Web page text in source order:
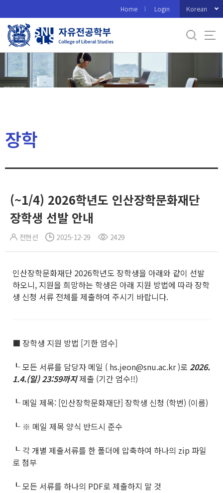
로
메
Home Login Korean
장학
(~1/4) 2026학년도 인산장학문화재단
장학생 선발 안내
전현선 2025-12-29 2429
인산장학문화재단 2026학년도 장학생을 아래와 같이 선발
하오니, 지원을 희망하는 학생은 아래 지원 방법에 따라 장학
생 신청 서류 전체를 제출하여 주시기 바랍니다.
■ 장학생 지원 방법 [기한 엄수]
┖ 모든 서류를 담당자 메일 ( hs.jeon@snu.ac.kr )로 2026.
1.4.(일) 23:59까지제출 (기간 엄수!!)
┖ 메일 제목: [인산장학문화재단] 장학생 신청 (학번) (이름)
┖ ※ 메일 제목 양식 반드시 준수
┖ 각 개별 제출서류를 한 폴더에 압축하여 하나의 zip 파일
로 첨부
┖ 모든 서류를 하나의 PDF로 제출하지 말 것